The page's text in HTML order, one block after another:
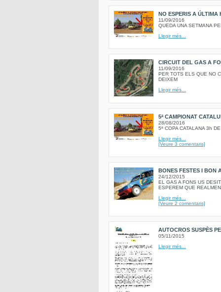
NO ESPERIS A ÚLTIMA
11/09/2016
QUEDA UNA SETMANA
Llegir més...
CIRCUIT DEL GAS A
11/09/2016
PER TOTS ELS QUE NO
DEIXEM
Llegir més...
5ª CAMPIONAT
28/08/2016
5ª COPA CATALANA 3h
Llegir més...
[Veure 3 comentaris]
BONES FESTES I BON
24/12/2015
EL GAS A FONS US
ESPEREM QUE
Llegir més...
[Veure 2 comentaris]
AUTOCROS SUSPÈS
05/11/2015
Llegir més...